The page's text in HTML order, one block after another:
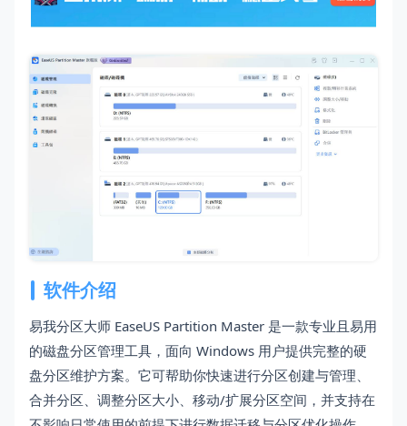
软件介绍
易我分区大师 EaseUS Partition Master 是一款专业且易用
的磁盘分区管理工具，面向 Windows 用户提供完整的硬
盘分区维护方案。它可帮助你快速进行分区创建与管理、
合并分区、调整分区大小、移动/扩展分区空间，并支持在